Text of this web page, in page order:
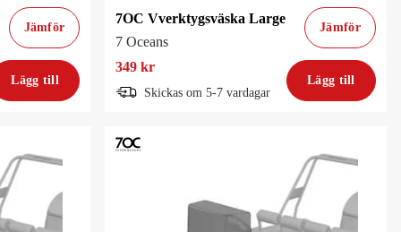
Jämför
Lägg till
7OC Vverktygsväska Large
7 Oceans
Jämför
349 kr
Skickas om 5-7 vardagar
Lägg till